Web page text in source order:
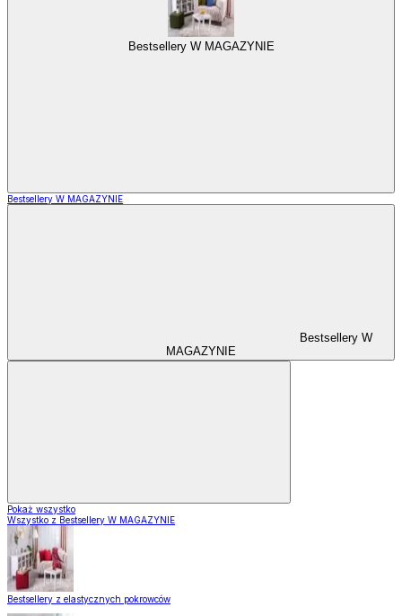
Bestsellery W MAGAZYNIE
Bestsellery W MAGAZYNIE
Bestsellery W
MAGAZYNIE
Pokaż wszystko
Wszystko z Bestsellery W MAGAZYNIE
Bestsellery z elastycznych pokrowców